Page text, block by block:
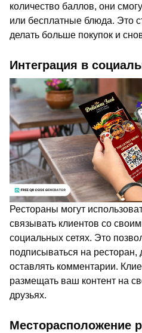
количество баллов, они
или бесплатные блюда. Это
делать больше покупок и
Интеграция в
Рестораны могут
связывать клиентов со
социальных сетях. Это
подписываться на
оставлять комментарии.
размещать ваш контент на
друзьях.
Месторасположение